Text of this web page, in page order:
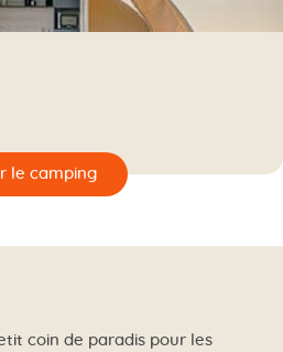
coin de paradis pour les